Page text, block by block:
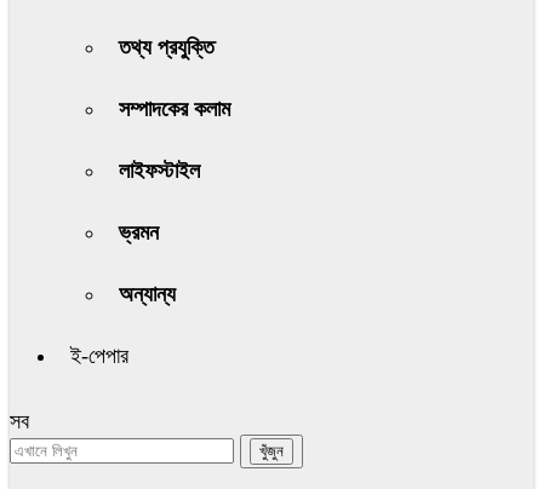
তথ্য প্রযুক্তি
সম্পাদকের কলাম
লাইফস্টাইল
ভ্রমন
অন্যান্য
ই-পেপার
সব